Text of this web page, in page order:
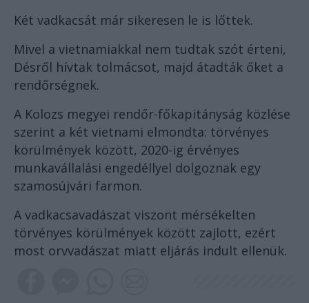
Két vadkacsát már sikeresen le is lőttek.
Mivel a vietnamiakkal nem tudtak szót érteni,
Désről hívtak tolmácsot, majd átadták őket a
rendőrségnek.
A Kolozs megyei rendőr-főkapitányság közlése
szerint a két vietnami elmondta: törvényes
körülmények között, 2020-ig érvényes
munkavállalási engedéllyel dolgoznak egy
szamosújvári farmon.
A vadkacsavadászat viszont mérsékelten
törvényes körülmények között zajlott, ezért
most orvvadászat miatt eljárás indult ellenük.